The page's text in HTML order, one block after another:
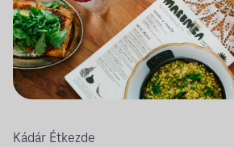
Kádár Étkezde